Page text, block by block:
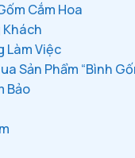
Cắm Hoa
Khách
Làm Việc
Sản Phẩm “Bình
Bảo